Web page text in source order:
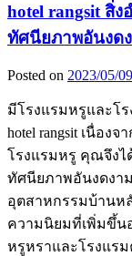
hotel rangsit สิ่
ทัศนียภาพอันงด
Posted on 2023/05/09
มีโรงแรมหรูและโ
hotel rangsit เนื่อง
โรงแรมหรู คุณจึงไ
ทัศนียภาพอันงดงา
อุตสาหกรรมบ้านห
ความนิยมที่เพิ่มขึ้น
หรูหราและโรงแรม